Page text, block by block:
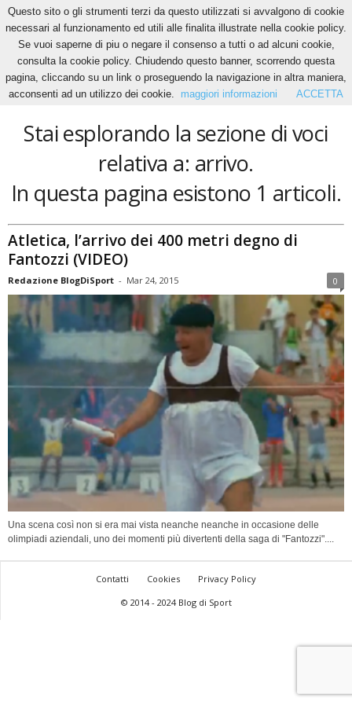
Home Tags Arrivo
arrivo
Stai esplorando la sezione di voci
relativa a: arrivo.
In questa pagina esistono 1 articoli.
Atletica, l’arrivo dei 400 metri degno di
Fantozzi (VIDEO)
Redazione BlogDiSport - Mar 24, 2015 0
Una scena così non si era mai vista neanche neanche in occasione delle
olimpiadi aziendali, uno dei momenti più divertenti della saga di "Fantozzi"....
Contatti Cookies
Privacy Policy
© 2014 - 2024 Blog di Sport
Questo sito o gli strumenti terzi da questo utilizzati si avvalgono di cookie
necessari al funzionamento ed utili alle finalita illustrate nella cookie policy.
Se vuoi saperne di piu o negare il consenso a tutti o ad alcuni cookie,
consulta la cookie policy. Chiudendo questo banner, scorrendo questa
pagina, cliccando su un link o proseguendo la navigazione in altra maniera,
acconsenti ad un utilizzo dei cookie.
maggiori informazioni ACCETTA